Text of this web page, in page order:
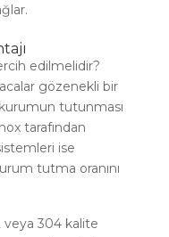
edilmelidir?
gözenekli bir
tutunması
tarafından
ise
tutma oranını
veya 304 kalite